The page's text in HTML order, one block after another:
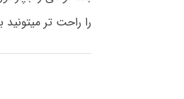
را راحت تر میتونید